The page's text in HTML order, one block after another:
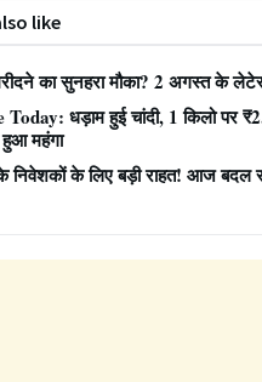
like
का सुनहरा मौका? 2 अगस्त के
धड़ाम हुई चांदी, 1 किलो पर
हुआ महंगा
निवेशकों के लिए बड़ी राहत! आज बदल